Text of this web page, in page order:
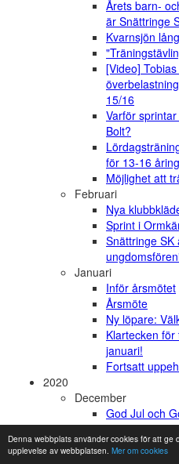
Denna webbplats använder cookies för att ge
upplevelse av webbplatsen. Mer om cookies
Årets barn-
är Snättringe
Kvarnsjön
[Video]
15/16
Varför
Bolt?
för 13-16
Möjlighet att
Februari
Nya
Sprint i
Snättringe
Januari
Inför årsmötet
Årsmöte
Ny löpare:
Klartecken
januari!
Fortsatt
2020
December
God Jul och
Kallelse till
Julpyssel i